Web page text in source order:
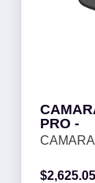
PRO -
$2,625.05